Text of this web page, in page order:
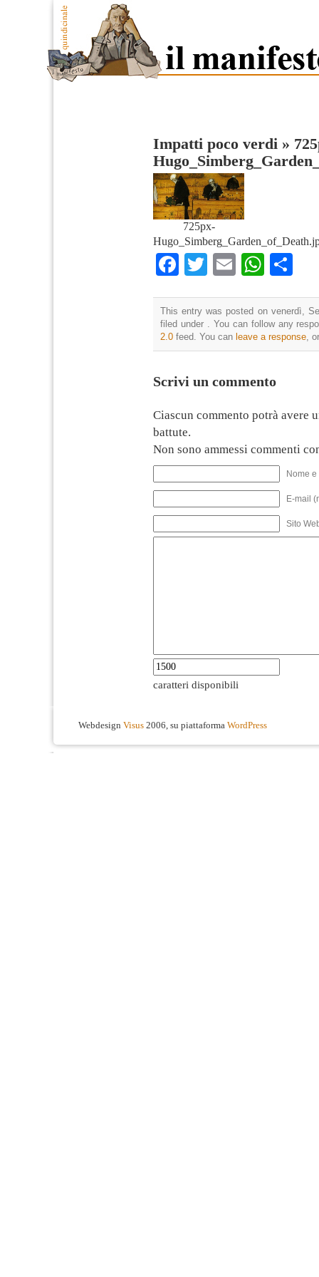
Impatti poco verdi »
725px-
Facebook
TwitterEmail
This entry was posted on venerdì,
filed under . You can follow any
2.0 feed. You can leave a response,
Scrivi un commento
Ciascun commento potrà avere
battute.
Non sono ammessi commenti
Nome
E-mail
Sito
caratteri disponibili
Webdesign Visus 2006, su piattaforma WordPress